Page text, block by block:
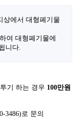
상에서 대형폐기물
여 대형폐기물에
니다.
기 하는 경우 100만원
3486)로 문의